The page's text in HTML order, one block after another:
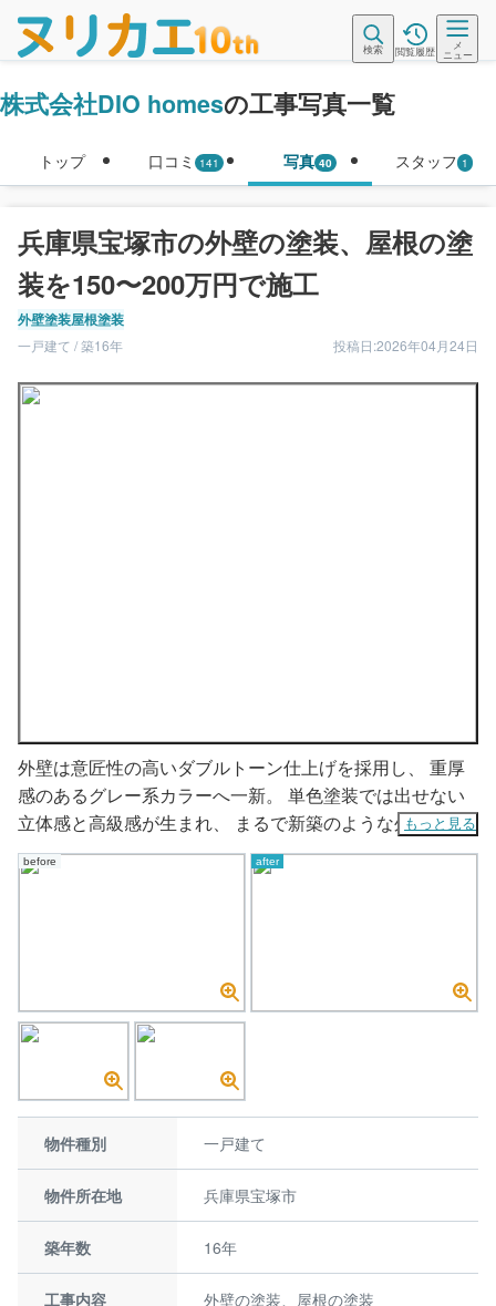
検索 閲覧履歴
メ
ニュー
株式会社DIO homesの工事写真一覧
トップ 口コミ 141 写真 40 スタッフ 1
兵庫県宝塚市の外壁の塗装、屋根の塗
装を150〜200万円で施工
外壁塗装屋根塗装
一戸建て / 築16年 投稿日:2026年04月24日
外壁は意匠性の高いダブルトーン仕上げを採用し、 重厚
感のあるグレー系カラーへ一新。 単色塗装では出せない
立体感と高級感が生まれ、 まるで新築のような外観に仕
上がりました🙏⭐
もっと見る
before after
物件種別 一戸建て
物件所在地 兵庫県宝塚市
築年数 16年
工事内容 外壁の塗装、屋根の塗装